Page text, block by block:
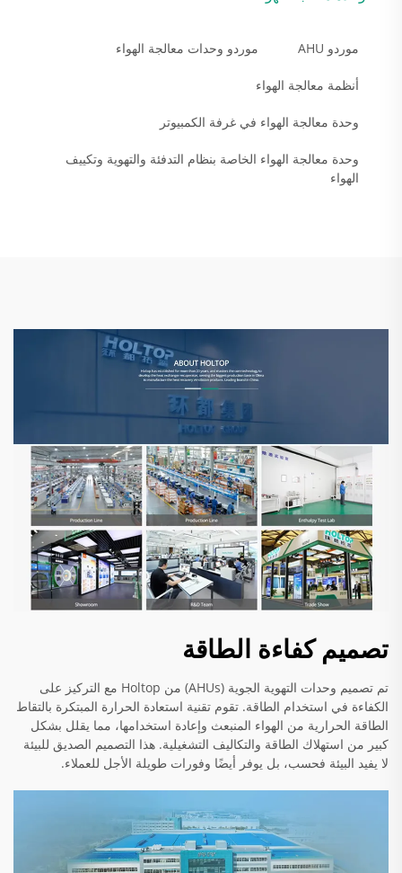
موردو AHU موردو وحدات معالجة الهواء
أنظمة معالجة الهواء
وحدة معالجة الهواء في غرفة الكمبيوتر
وحدة معالجة الهواء الخاصة بنظام التدفئة والتهوية وتكييف
الهواء
تصميم كفاءة الطاقة
تم تصميم وحدات التهوية الجوية (AHUs) من Holtop مع التركيز على
الكفاءة في استخدام الطاقة. تقوم تقنية استعادة الحرارة المبتكرة بالتقاط
الطاقة الحرارية من الهواء المنبعث وإعادة استخدامها، مما يقلل بشكل
كبير من استهلاك الطاقة والتكاليف التشغيلية. هذا التصميم الصديق للبيئة
لا يفيد البيئة فحسب، بل يوفر أيضًا وفورات طويلة الأجل للعملاء.